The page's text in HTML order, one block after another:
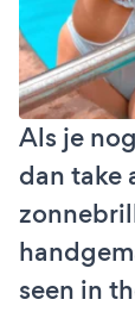
Als je
dan take
seen in